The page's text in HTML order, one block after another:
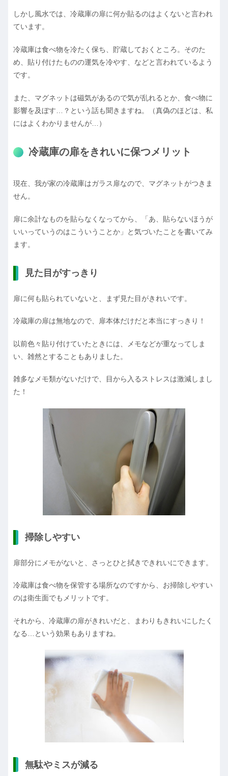
しかし風水では、冷蔵庫の扉に何か貼るのはよくないと言われ
ています。
冷蔵庫は食べ物を冷たく保ち、貯蔵しておくところ。そのた
め、貼り付けたものの運気を冷やす、などと言われているよう
です。
また、マグネットは磁気があるので気が乱れるとか、食べ物に
影響を及ぼす…？という話も聞きますね。（真偽のほどは、私
にはよくわかりませんが…）
冷蔵庫の扉をきれいに保つメリット
現在、我が家の冷蔵庫はガラス扉なので、マグネットがつきま
せん。
扉に余計なものを貼らなくなってから、「あ、貼らないほうが
いいっていうのはこういうことか」と気づいたことを書いてみ
ます。
見た目がすっきり
扉に何も貼られていないと、まず見た目がきれいです。
冷蔵庫の扉は無地なので、扉本体だけだと本当にすっきり！
以前色々貼り付けていたときには、メモなどが重なってしま
い、雑然とすることもありました。
雑多なメモ類がないだけで、目から入るストレスは激減しまし
た！
掃除しやすい
扉部分にメモがないと、さっとひと拭きできれいにできます。
冷蔵庫は食べ物を保管する場所なのですから、お掃除しやすい
のは衛生面でもメリットです。
それから、冷蔵庫の扉がきれいだと、まわりもきれいにしたく
なる…という効果もありますね。
無駄やミスが減る